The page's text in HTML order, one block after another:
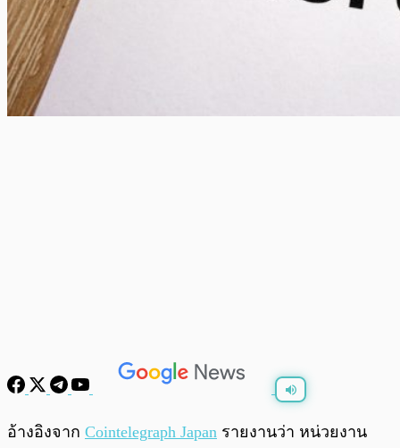
0:00
อ้างอิงจาก Cointelegraph Japan รายงานว่า หน่วยงาน